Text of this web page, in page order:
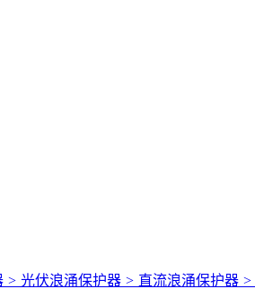
> 光伏浪涌保护器 > 直流浪涌保护器 >